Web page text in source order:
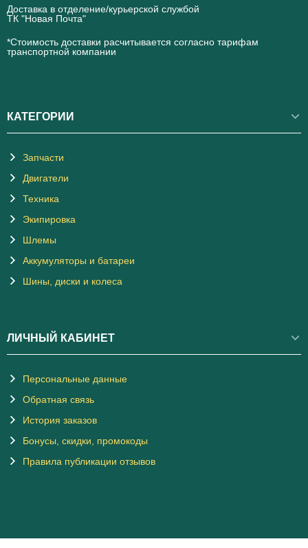
Доставка в отделение/курьерской службой
ТК "Новая Почта"
*Стоимость доставки расчитывается согласно тарифам
транспортной компании
КАТЕГОРИИ
Запчасти
Двигатели
Техника
Экипировка
Шлемы
Аккумуляторы и батареи
Шины, диски и колеса
ЛИЧНЫЙ КАБИНЕТ
Персональные данные
Обратная связь
История заказов
Бонусы, скидки, промокоды
Правила публикации отзывов